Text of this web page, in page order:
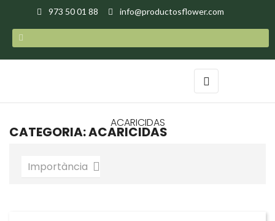
973 50 01 88 info@productosflower.com
Toggle
navigation
☰
ACARICIDAS
CATEGORIA: ACARICIDAS
Importància 